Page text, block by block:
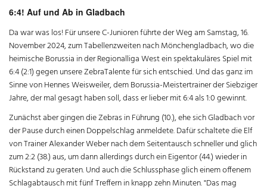
6:4! Auf und Ab in Gladbach
Da war was los! Für unsere C-Junioren führte der Weg am Samstag, 16.
November 2024, zum Tabellenzweiten nach Mönchengladbach, wo die
heimische Borussia in der Regionalliga West ein spektakuläres Spiel mit
6:4 (2:1) gegen unsere ZebraTalente für sich entschied. Und das ganz im
Sinne von Hennes Weisweiler, dem Borussia-Meistertrainer der Siebziger
Jahre, der mal gesagt haben soll, dass er lieber mit 6:4 als 1:0 gewinnt.
Zunächst aber gingen die Zebras in Führung (10.), ehe sich Gladbach vor
der Pause durch einen Doppelschlag anmeldete. Dafür schaltete die Elf
von Trainer Alexander Weber nach dem Seitentausch schneller und glich
zum 2:2 (38.) aus, um dann allerdings durch ein Eigentor (44.) wieder in
Rückstand zu geraten. Und auch die Schlussphase glich einem offenem
Schlagabtausch mit fünf Treffern in knapp zehn Minuten. "Das mag